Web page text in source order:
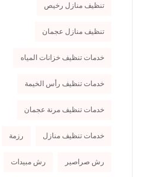
تنظيف منازل رخيص
تنظيف منازل عجمان
خدمات تنظيف خزانات المياه
خدمات تنظيف رأس الخيمة
خدمات تنظيف مرنة عجمان
خدمات تنظيف منازل رزمة
رش صراصير رش مبيدات